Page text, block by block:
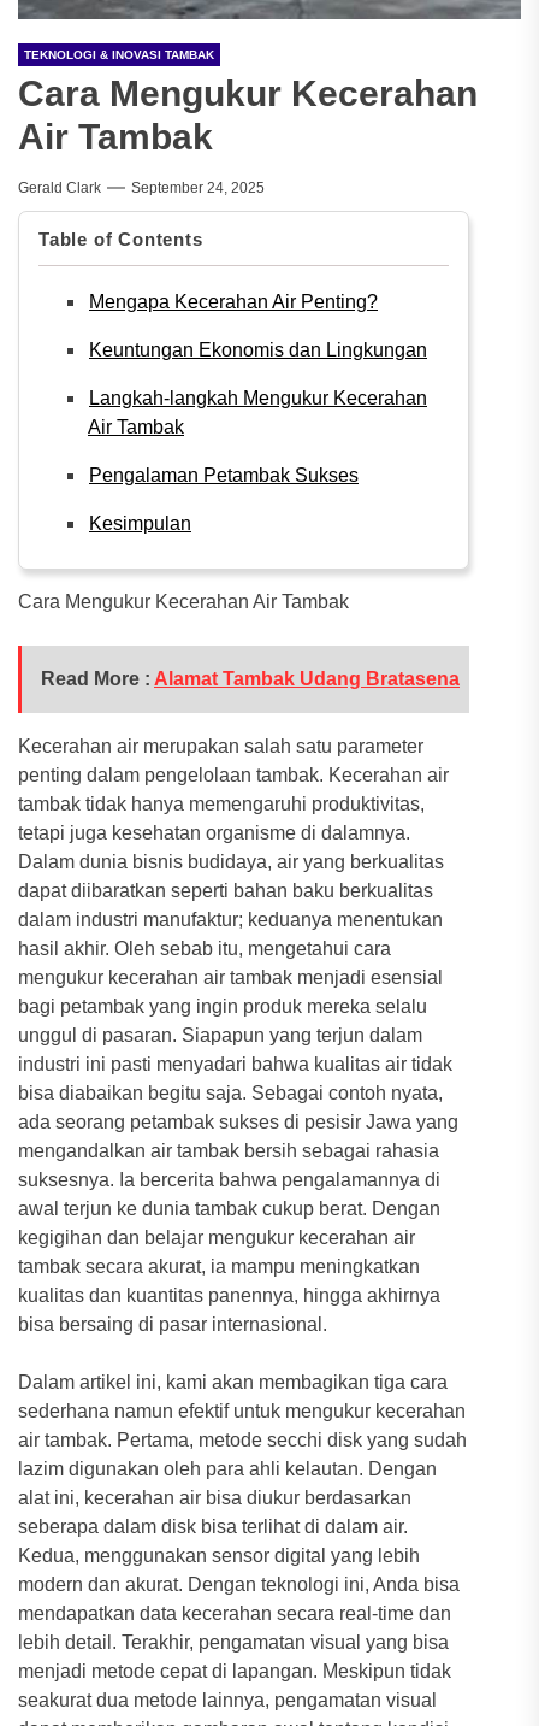
TEKNOLOGI & INOVASI TAMBAK
Cara Mengukur Kecerahan
Air Tambak
Gerald Clark September 24, 2025
Table of Contents
Mengapa Kecerahan Air Penting?
Keuntungan Ekonomis dan Lingkungan
Langkah-langkah Mengukur Kecerahan
Air Tambak
Pengalaman Petambak Sukses
Kesimpulan
Cara Mengukur Kecerahan Air Tambak
Read More : Alamat Tambak Udang Bratasena
Kecerahan air merupakan salah satu parameter
penting dalam pengelolaan tambak. Kecerahan air
tambak tidak hanya memengaruhi produktivitas,
tetapi juga kesehatan organisme di dalamnya.
Dalam dunia bisnis budidaya, air yang berkualitas
dapat diibaratkan seperti bahan baku berkualitas
dalam industri manufaktur; keduanya menentukan
hasil akhir. Oleh sebab itu, mengetahui cara
mengukur kecerahan air tambak menjadi esensial
bagi petambak yang ingin produk mereka selalu
unggul di pasaran. Siapapun yang terjun dalam
industri ini pasti menyadari bahwa kualitas air tidak
bisa diabaikan begitu saja. Sebagai contoh nyata,
ada seorang petambak sukses di pesisir Jawa yang
mengandalkan air tambak bersih sebagai rahasia
suksesnya. Ia bercerita bahwa pengalamannya di
awal terjun ke dunia tambak cukup berat. Dengan
kegigihan dan belajar mengukur kecerahan air
tambak secara akurat, ia mampu meningkatkan
kualitas dan kuantitas panennya, hingga akhirnya
bisa bersaing di pasar internasional.
Dalam artikel ini, kami akan membagikan tiga cara
sederhana namun efektif untuk mengukur kecerahan
air tambak. Pertama, metode secchi disk yang sudah
lazim digunakan oleh para ahli kelautan. Dengan
alat ini, kecerahan air bisa diukur berdasarkan
seberapa dalam disk bisa terlihat di dalam air.
Kedua, menggunakan sensor digital yang lebih
modern dan akurat. Dengan teknologi ini, Anda bisa
mendapatkan data kecerahan secara real-time dan
lebih detail. Terakhir, pengamatan visual yang bisa
menjadi metode cepat di lapangan. Meskipun tidak
seakurat dua metode lainnya, pengamatan visual